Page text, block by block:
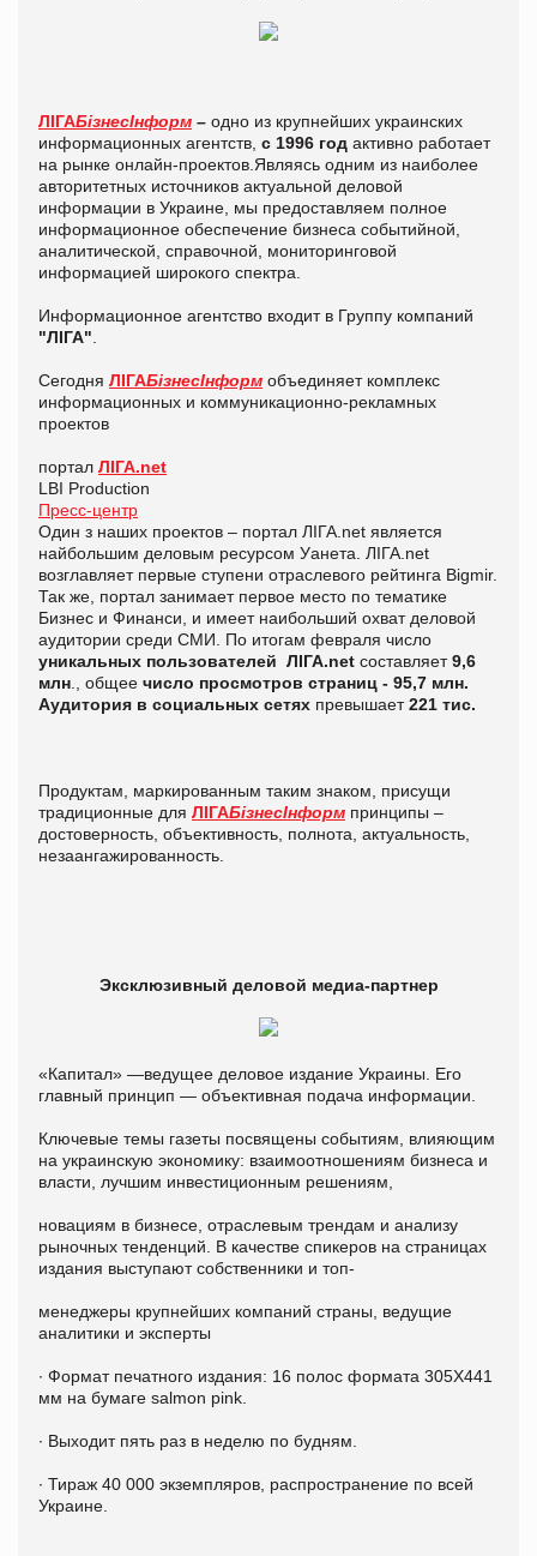
ЛІГАБізнесІнформ – одно из крупнейших украинских
информационных агентств, с 1996 год активно работает
на рынке онлайн-проектов.Являясь одним из наиболее
авторитетных источников актуальной деловой
информации в Украине, мы предоставляем полное
информационное обеспечение бизнеса событийной,
аналитической, справочной, мониторинговой
информацией широкого спектра.
Информационное агентство входит в Группу компаний
"ЛІГА"
Сегодня ЛІГАБізнесІнформ объединяет комплекс
информационных и коммуникационно-рекламных
проектов
портал ЛІГА.net
LBI Production
Пресс-центр
Один з наших проектов – портал ЛIГА.net является
найбольшим деловым ресурсом Уанета. ЛІГА.net
возглавляет первые ступени отраслевого рейтинга Bigmir.
Так же, портал занимает первое место по тематике
Бизнес и Финанси, и имеет наибольший охват деловой
аудитории среди СМИ. По итогам февраля число
уникальных пользователей ЛІГА.net составляет9,6
млн ., общее число просмотров страниц - 95,7 млн.
Аудитория в социальных сетях превышает221 тис.
Продуктам, маркированным таким знаком, присущи
традиционные для ЛІГАБізнесІнформ принципы –
достоверность, объективность, полнота, актуальность,
незаангажированность.
Эксклюзивный деловой медиа-партнер
«Капитал» —ведущее деловое издание Украины. Его
главный принцип — объективная подача информации.
Ключевые темы газеты посвящены событиям, влияющим
на украинскую экономику: взаимоотношениям бизнеса и
власти, лучшим инвестиционным решениям,
новациям в бизнесе, отраслевым трендам и анализу
рыночных тенденций. В качестве спикеров на страницах
издания выступают собственники и топ-
менеджеры крупнейших компаний страны, ведущие
аналитики и эксперты
∙ Формат печатного издания: 16 полос формата 305X441
мм на бумаге salmon pink.
∙ Выходит пять раз в неделю по будням.
∙ Тираж 40 000 экземпляров, распространение по всей
Украине.